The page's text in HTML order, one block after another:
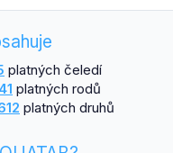
platných čeledí
platných rodů
platných druhů